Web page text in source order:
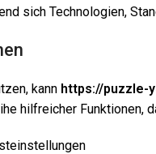
sich Technologien,
kann https://puzzle-
hilfreicher Funktionen,